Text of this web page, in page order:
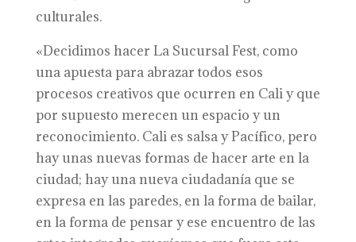
culturales.
«Decidimos hacer La Sucursal Fest, como
una apuesta para abrazar todos esos
procesos creativos que ocurren en Cali y que
por supuesto merecen un espacio y un
reconocimiento. Cali es salsa y Pacífico, pero
hay unas nuevas formas de hacer arte en la
ciudad; hay una nueva ciudadanía que se
expresa en las paredes, en la forma de bailar,
en la forma de pensar y ese encuentro de las